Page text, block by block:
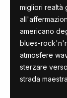
migliori realtà
americano
blues-
atmosfere
sterzare
strada maestra